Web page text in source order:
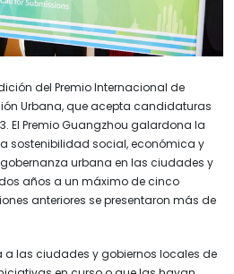
del Premio Internacional de
Urbana, que acepta candidaturas
El Premio Guangzhou galardona la
sostenibilidad social, económica y
urbana en las ciudades y
años a un máximo de cinco
anteriores se presentaron más de
las ciudades y gobiernos locales de